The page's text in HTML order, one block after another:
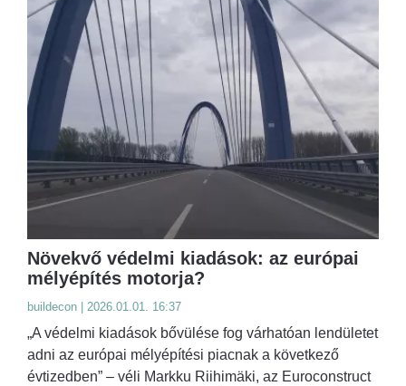
Növekvő védelmi kiadások: az európai
mélyépítés motorja?
buildecon | 2026.01.01. 16:37
„A védelmi kiadások bővülése fog várhatóan lendületet
adni az európai mélyépítési piacnak a következő
évtizedben” – véli Markku Riihimäki, az Euroconstruct